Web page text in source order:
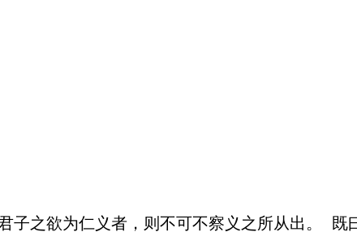
子之欲为仁义者，则不可不察义之所从出。 既